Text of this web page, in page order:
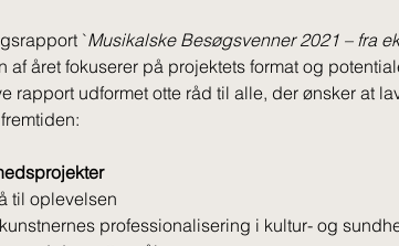
`Musikalske Besøgsvenner 2021 – fra
af året fokuserer på projektets format og
rapport udformet otte råd til alle, der ønsker at
til oplevelsen
professionalisering i kultur- og